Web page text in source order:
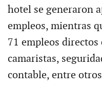
hotel se generaron
empleos, mientras
71 empleos directos
camaristas,
contable, entre